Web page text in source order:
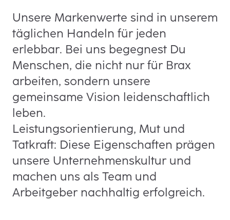
Unsere Markenwerte sind in unserem
täglichen Handeln für jeden
erlebbar. Bei uns begegnest Du
Menschen, die nicht nur für Brax
arbeiten, sondern unsere
gemeinsame Vision leidenschaftlich
leben.
Leistungsorientierung, Mut und
Tatkraft: Diese Eigenschaften prägen
unsere Unternehmenskultur und
machen uns als Team und
Arbeitgeber nachhaltig erfolgreich.